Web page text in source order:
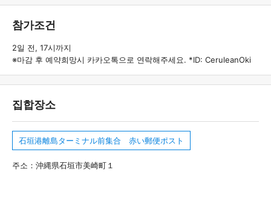
참가조건
2일 전, 17시까지
※마감 후 예약희망시 카카오톡으로 연락해주세요. *ID: CeruleanOki
집합장소
石垣港離島ターミナル前集合 赤い郵便ポスト
주소：沖縄県石垣市美崎町１